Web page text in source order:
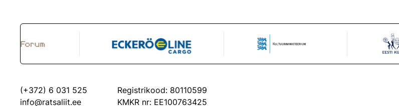
(+372) 6 031 525
info@ratsaliit.ee
Registrikood: 80110599
KMKR nr: EE100763425